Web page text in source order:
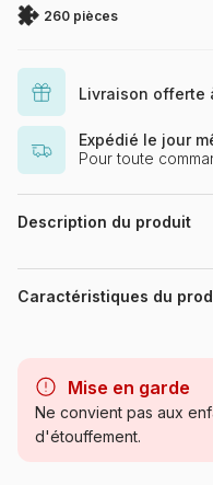
260 pièces
Livraison offerte
Expédié le jour
Pour toute
Description du produit
Romi Lerda
Caractéristiques du
Catégorie
Mise en garde
Ne convient pas aux
d'étouffement.